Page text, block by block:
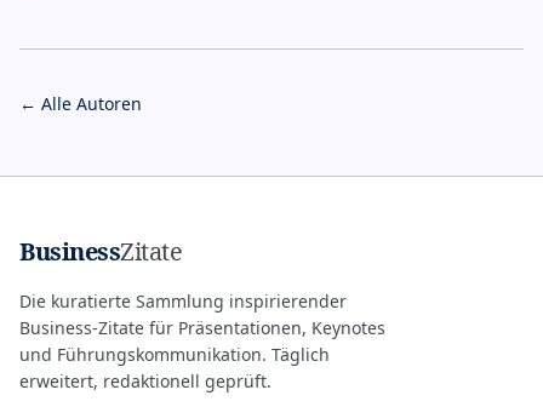
← Alle Autoren
BusinessZitate
Die kuratierte Sammlung inspirierender
Business-Zitate für Präsentationen, Keynotes
und Führungskommunikation. Täglich
erweitert, redaktionell geprüft.